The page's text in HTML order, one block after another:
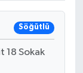
Söğütlü
18 Sokak